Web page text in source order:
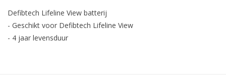
Defibtech Lifeline View batterij
- Geschikt voor Defibtech Lifeline View
- 4 jaar levensduur